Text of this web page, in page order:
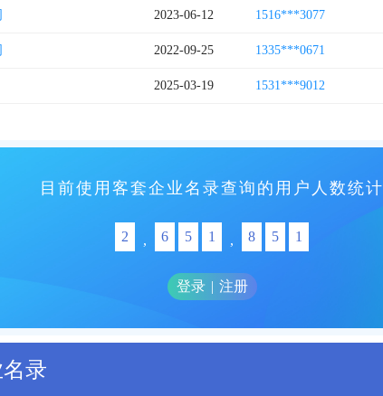
2023-06-12 1516***3077
2022-09-25 1335***0671
2025-03-19 1531***9012
目前使用客套企业名录查询的用户人数统计
2 , 6 5 1 , 8 5 1
登录 | 注册
录